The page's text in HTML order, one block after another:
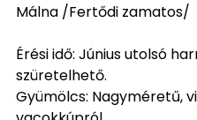
Málna /Fertődi zamatos/
Érési idő: Június utolsó
szüretelhető.
Gyümölcs: Nagyméretű,